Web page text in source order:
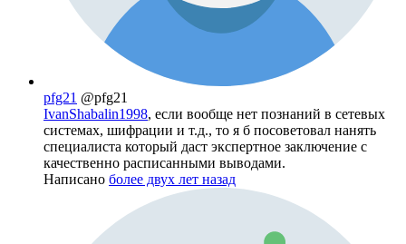
pfg21 @pfg21
IvanShabalin1998, если вообще нет познаний в сетевых
системах, шифрации и т.д., то я б посоветовал нанять
специалиста который даст экспертное заключение с
качественно расписанными выводами.
Написано более двух лет назад